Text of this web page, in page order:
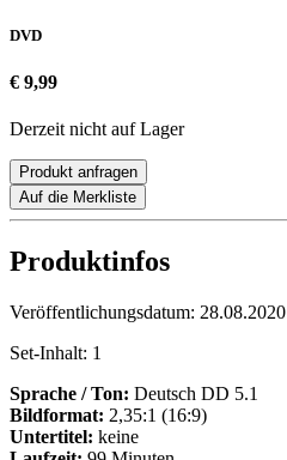
DVD
€ 9,99
Derzeit nicht auf Lager
Produkt anfragen
Auf die Merkliste
Produktinfos
Veröffentlichungsdatum: 28.08.2020
Set-Inhalt: 1
Sprache / Ton: Deutsch DD 5.1
Bildformat: 2,35:1 (16:9)
Untertitel: keine